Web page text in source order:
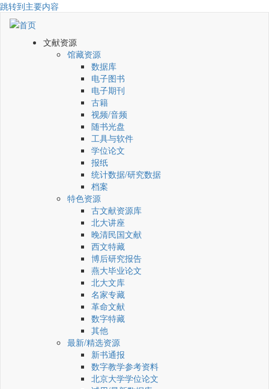
跳转到主要内容
文献资源
馆藏资源
数据库
电子图书
电子期刊
古籍
视频/音频
随书光盘
工具与软件
学位论文
报纸
统计数据/研究数据
档案
特色资源
古文献资源库
北大讲座
晚清民国文献
西文特藏
博后研究报告
燕大毕业论文
北大文库
名家专藏
革命文献
数字特藏
其他
最新/精选资源
新书通报
数字教学参考资料
北京大学学位论文